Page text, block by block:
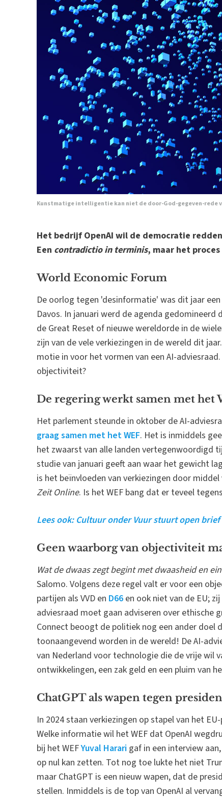
Kunstmatige intelligentie kan niet de door-God-gegeven-rede
Het bedrijf OpenAI wil de democratie
Een contradictio in terminis, maar het
World Economic Forum
De oorlog tegen 'desinformatie' was dit jaar
Davos. In januari werd de agenda
de Great Reset of nieuwe wereldorde in de
zijn van de vele verkiezingen in de wereld dit
motie in voor het vormen van een AI-
objectiviteit?
De regering werkt samen met het
Het parlement steunde in oktober de AI-
graag samen met het WEF. Het is inmiddels
het zwaarst van alle landen vertegenwoordigd
studie van januari geeft aan waar het gewicht
is het beïnvloeden van verkiezingen door
Zeit Online. Is het WEF bang dat er teveel
Lees ook: Cultuur onder Vuur stuurt open
Geen waarborg van objectiviteit
Wat de dwaas zegt begint met dwaasheid en
Salomo. Volgens deze regel valt er voor een
partijen als VVD en D66 en ook niet van de EU;
adviesraad moet gaan adviseren over ethische
Connect beoogt de politiek nog een ander
toonaangevend worden in de wereld! De AI-
van Nederland voor technologie die de vrije wil
ontwikkelingen, een zak geld en een pluim van
ChatGPT als wapen tegen
In 2024 staan verkiezingen op stapel van het
Welke informatie wil het WEF dat OpenAI
bij het WEFYuval Harari gaf in een interview
op nul kan zetten. Tot nog toe lukte het niet
maar ChatGPT is een nieuw wapen, dat de
stellen. Inmiddels is de top van OpenAI al